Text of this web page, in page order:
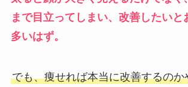
まで目立ってしまい、改善したいと
多いはず。
でも、痩せれば本当に改善するのか